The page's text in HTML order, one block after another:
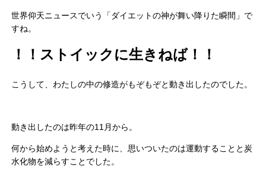
世界仰天ニュースでいう「ダイエットの神が舞い降りた瞬間」で
すね。
！！ストイックに生きねば！！
こうして、わたしの中の修造がもぞもぞと動き出したのでした。
動き出したのは昨年の11月から。
何から始めようと考えた時に、思いついたのは運動することと炭
水化物を減らすことでした。